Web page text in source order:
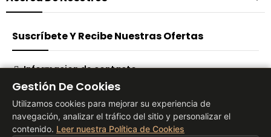
Suscríbete Y Recibe Nuestras Ofertas
Informacion de contacto
Gestión De Cookies
Utilizamos cookies para mejorar su experiencia de
navegación, analizar el tráfico del sitio y personalizar el
contenido. Leer nuestra Política de Cookies